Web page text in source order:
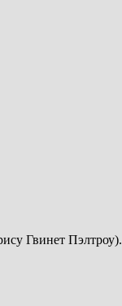
Гвинет Пэлтроу).